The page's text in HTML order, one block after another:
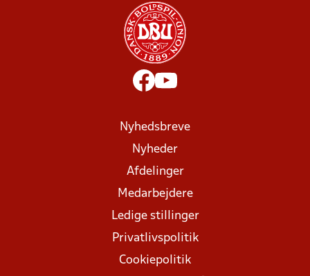
Nyhedsbreve
Nyheder
Afdelinger
Medarbejdere
Ledige stillinger
Privatlivspolitik
Cookiepolitik